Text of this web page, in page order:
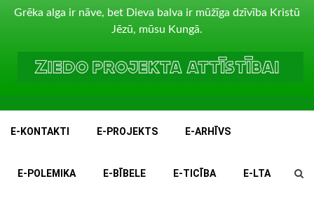
Grēka alga ir nāve, bet Dieva balva ir mūžīga dzīvība Kristū
Jēzū, mūsu Kungā.
E-KONTAKTI E-PROJEKTS E-ARHĪVS
E-POLEMIKA E-BĪBELE E-TICĪBA E-LTA